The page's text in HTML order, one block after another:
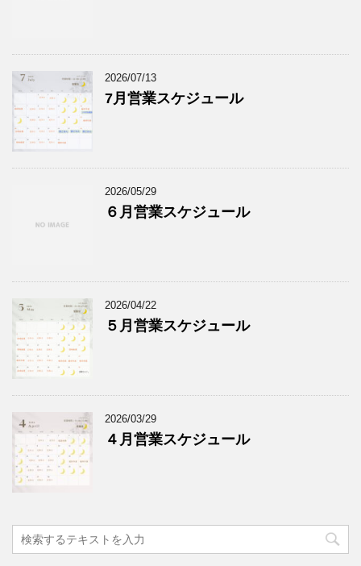
2026/07/13
7月営業スケジュール
2026/05/29
６月営業スケジュール
2026/04/22
５月営業スケジュール
2026/03/29
４月営業スケジュール